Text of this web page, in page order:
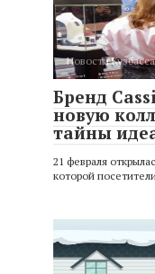
Новости Кузбасса
Бренд
новую
тайны
21 февраля
которой